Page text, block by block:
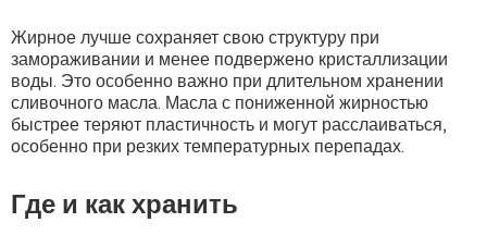
Жирное лучше сохраняет свою структуру при
замораживании и менее подвержено кристаллизации
воды. Это особенно важно при длительном хранении
сливочного масла. Масла с пониженной жирностью
быстрее теряют пластичность и могут расслаиваться,
особенно при резких температурных перепадах.
Где и как хранить